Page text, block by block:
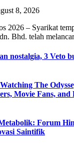
8, 2026
2026 – Syarikat
Bhd. telah
nostalgia, 3 Veto
The
Movie Fans, and
Forum
Saintifik